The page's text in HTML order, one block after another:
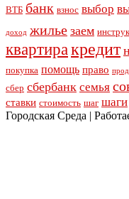
ВТБ банк взнос выбор
доход жилье заем
квартиракредит
покупка помощь право
сбер сбербанк семья
ставки стоимость шаг шаги
Городская Среда |